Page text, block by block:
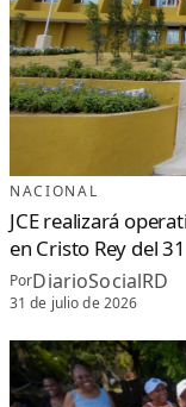
NACIONAL
JCE realizará
en Cristo Rey del
PorDiarioSocialRD
31 de julio de 2026